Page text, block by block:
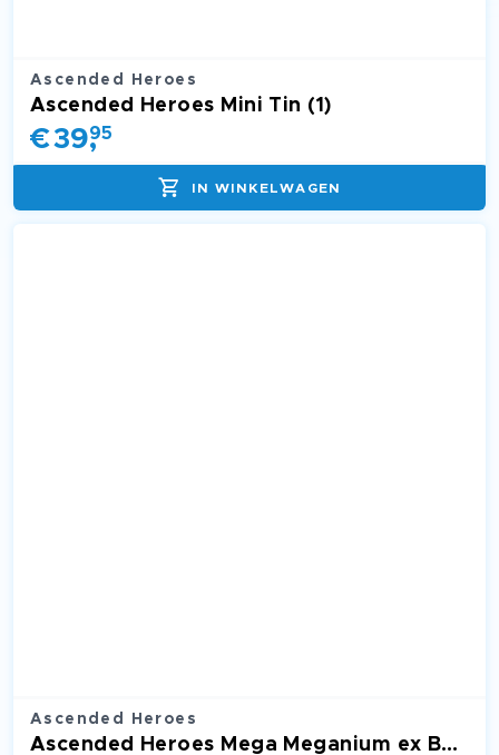
Ascended Heroes
Ascended Heroes Mini Tin (1)
€39,
95
IN WINKELWAGEN
Ascended Heroes
Ascended Heroes Mega Meganium ex Box ASC